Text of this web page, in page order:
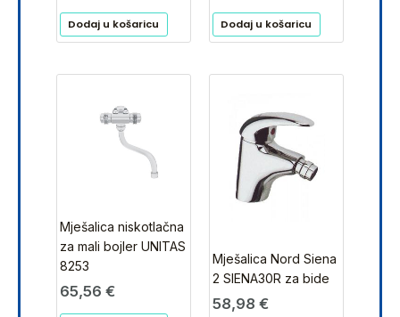
Dodaj u košaricu Dodaj u košaricu
Mješalica niskotlačna
za mali bojler UNITAS
8253
65,56 €
Mješalica Nord Siena
2 SIENA30R za bide
58,98 €